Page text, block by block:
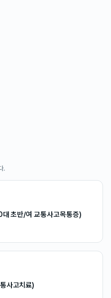
.
초반/여 교통사고목통증)
사고치료)